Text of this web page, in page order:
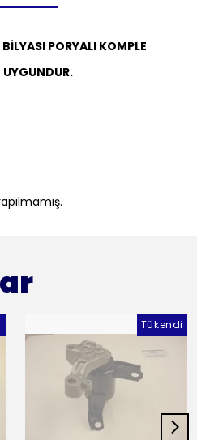
PORYALI KOMPLE
Tükendi